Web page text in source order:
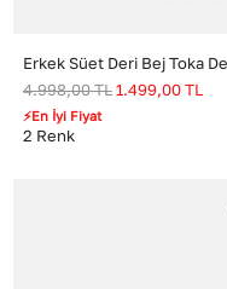
4.998,00TL 1.499,00 TL
⚡En İyi Fiyat
2 Renk